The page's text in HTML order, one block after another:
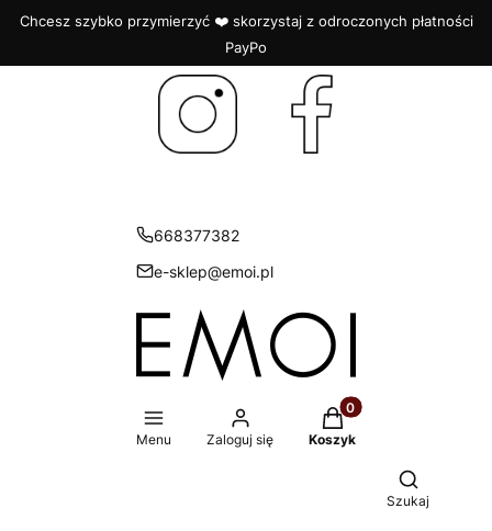
Chcesz szybko przymierzyć ❤️ skorzystaj z odroczonych płatności
PayPo
668377382
e-sklep@emoi.pl
Menu Zaloguj się
Produkty w
Koszyk
Otwórz
Szukaj